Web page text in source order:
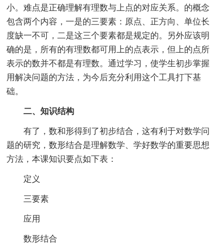
小。难点是正确理解有理数与上点的对应关系。的概念
包含两个内容，一是的三要素：原点、正方向、单位长
度缺一不可，二是这三个要素都是规定的。另外应该明
确的是，所有的有理数都可用上的点表示，但上的点所
表示的数并不都是有理数。通过学习，使学生初步掌握
用解决问题的方法，为今后充分利用这个工具打下基
础。
二、知识结构
有了，数和形得到了初步结合，这有利于对数学问
题的研究，数形结合是理解数学、学好数学的重要思想
方法，本课知识要点如下表：
定义
三要素
应用
数形结合